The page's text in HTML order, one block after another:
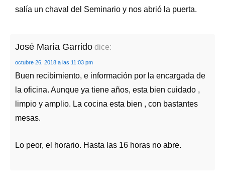
salía un chaval del Seminario y nos abrió la puerta.
José María Garrido dice:
octubre 26, 2018 a las 11:03 pm
Buen recibimiento, e información por la encargada de
la oficina. Aunque ya tiene años, esta bien cuidado ,
limpio y amplio. La cocina esta bien , con bastantes
mesas.
Lo peor, el horario. Hasta las 16 horas no abre.